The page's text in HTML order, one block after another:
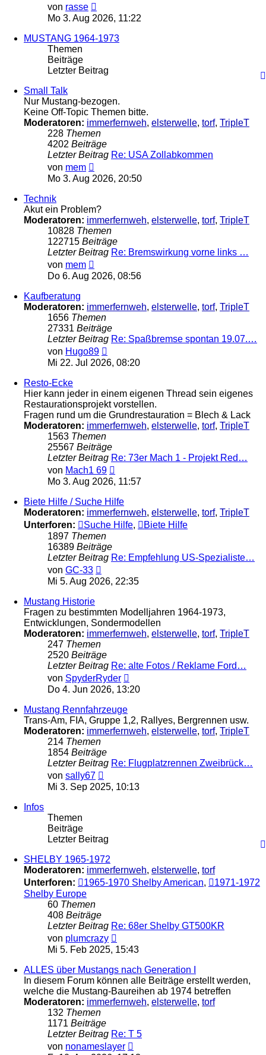
von rasse
Beitrag
Mo 3. Aug 2026, 11:22
MUSTANG 1964-1973
Themen
Beiträge
Letzter Beitrag
Small Talk
Nur Mustang-bezogen.
Keine Off-Topic Themen bitte.
Moderatoren: immerfernweh, elsterwelle, torf, TripleT
228 Themen
4202 Beiträge
Letzter Beitrag Re: USA Zollabkommen
von mem
Beitrag
Mo 3. Aug 2026, 20:50
Technik
Akut ein Problem?
Moderatoren: immerfernweh, elsterwelle, torf, TripleT
10828 Themen
122715 Beiträge
Letzter Beitrag Re: Bremswirkung vorne links …
von mem
Beitrag
Do 6. Aug 2026, 08:56
Kaufberatung
Moderatoren: immerfernweh, elsterwelle, torf, TripleT
1656 Themen
27331 Beiträge
Letzter Beitrag Re: Spaßbremse spontan 19.07.…
von Hugo89
Beitrag
Mi 22. Jul 2026, 08:20
Resto-Ecke
Hier kann jeder in einem eigenen Thread sein eigenes
Restaurationsprojekt vorstellen.
Fragen rund um die Grundrestauration = Blech & Lack
Moderatoren: immerfernweh, elsterwelle, torf, TripleT
1563 Themen
25567 Beiträge
Letzter Beitrag Re: 73er Mach 1 - Projekt Red…
von Mach1 69
Beitrag
Mo 3. Aug 2026, 11:57
Biete Hilfe / Suche Hilfe
Moderatoren: immerfernweh, elsterwelle, torf, TripleT
Unterforen:
Suche Hilfe,
Biete Hilfe
1897 Themen
16389 Beiträge
Letzter Beitrag Re: Empfehlung US-Spezialiste…
von GC-33
Beitrag
Mi 5. Aug 2026, 22:35
Mustang Historie
Fragen zu bestimmten Modelljahren 1964-1973,
Entwicklungen, Sondermodellen
Moderatoren: immerfernweh, elsterwelle, torf, TripleT
247 Themen
2520 Beiträge
Letzter Beitrag Re: alte Fotos / Reklame Ford…
von SpyderRyder
Beitrag
Do 4. Jun 2026, 13:20
Mustang Rennfahrzeuge
Trans-Am, FIA, Gruppe 1,2, Rallyes, Bergrennen usw.
Moderatoren: immerfernweh, elsterwelle, torf, TripleT
214 Themen
1854 Beiträge
Letzter Beitrag Re: Flugplatzrennen Zweibrück…
von sally67
Beitrag
Mi 3. Sep 2025, 10:13
Infos
Themen
Beiträge
Letzter Beitrag
SHELBY 1965-1972
Moderatoren: immerfernweh, elsterwelle, torf
Unterforen:
1965-1970 Shelby American,
1971-1972
Shelby Europe
60 Themen
408 Beiträge
Letzter Beitrag Re: 68er Shelby GT500KR
von plumcrazy
Beitrag
Mi 5. Feb 2025, 15:43
ALLES über Mustangs nach Generation I
In diesem Forum können alle Beiträge erstellt werden,
welche die Mustang-Baureihen ab 1974 betreffen
Moderatoren: immerfernweh, elsterwelle, torf
132 Themen
1171 Beiträge
Letzter Beitrag Re: T 5
von nonameslayer